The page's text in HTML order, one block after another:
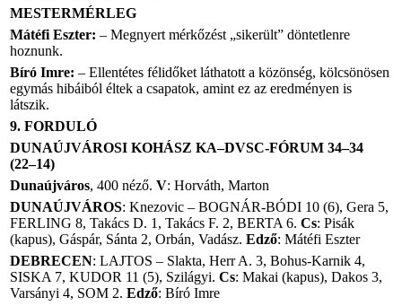
MESTERMÉRLEG
Mátéfi Eszter: – Megnyert mérkőzést „sikerült” döntetlenre
hoznunk.
Bíró Imre: – Ellentétes félidőket láthatott a közönség, kölcsönösen
egymás hibáiból éltek a csapatok, amint ez az eredményen is
látszik.
9. FORDULÓ
DUNAÚJVÁROSI KOHÁSZ KA–DVSC-FÓRUM 34–34
(22–14)
Dunaújváros, 400 néző. V: Horváth, Marton
DUNAÚJVÁROS: Knezovic – BOGNÁR-BÓDI 10 (6), Gera 5,
FERLING 8, Takács D. 1, Takács F. 2, BERTA 6. Cs: Pisák
(kapus), Gáspár, Sánta 2, Orbán, Vadász. Edző: Mátéfi Eszter
DEBRECEN: LAJTOS – Slakta, Herr A. 3, Bohus-Karnik 4,
SISKA 7, KUDOR 11 (5), Szilágyi. Cs: Makai (kapus), Dakos 3,
Varsányi 4, SOM 2. Edző: Bíró Imre